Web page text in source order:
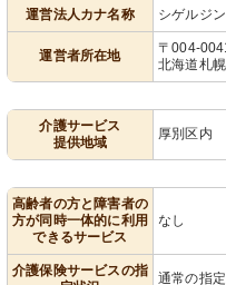
運営法人カナ名称 シゲルジ
運営者所在地
〒004-
北海道札
介護サービス
提供地域
厚別区内
高齢者の方と障害者の
方が同時一体的に利用
できるサービス
なし
介護保険サービスの指
通常の指定